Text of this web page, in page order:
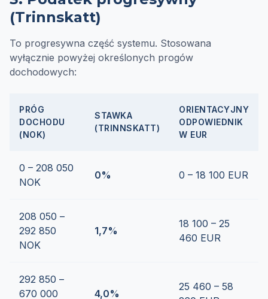
(Trinnskatt)
To progresywna część systemu. Stosowana
wyłącznie powyżej określonych progów
dochodowych:
PRÓG
DOCHODU
(NOK)
STAWKA
(TRINNSKATT)
ORIENTACYJNY
ODPOWIEDNIK
W EUR
0 – 208 050
NOK
0% 0 – 18 100 EUR
208 050 –
292 850
NOK
1,7%
18 100 – 25
460 EUR
292 850 –
670 000
4,0%
25 460 – 58